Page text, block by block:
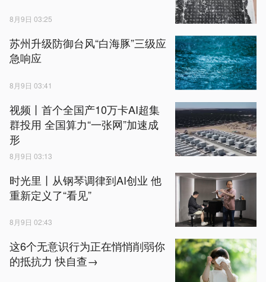
8月9日 03:25
苏州升级防御台风“白海豚”三级应
急响应
8月9日 03:41
视频丨首个全国产10万卡AI超集
群投用 全国算力“一张网”加速成
形
8月9日 03:13
时光里丨从钢琴调律到AI创业 他
重新定义了“看见”
8月9日 02:43
这6个无意识行为正在悄悄削弱你
的抵抗力 快自查→